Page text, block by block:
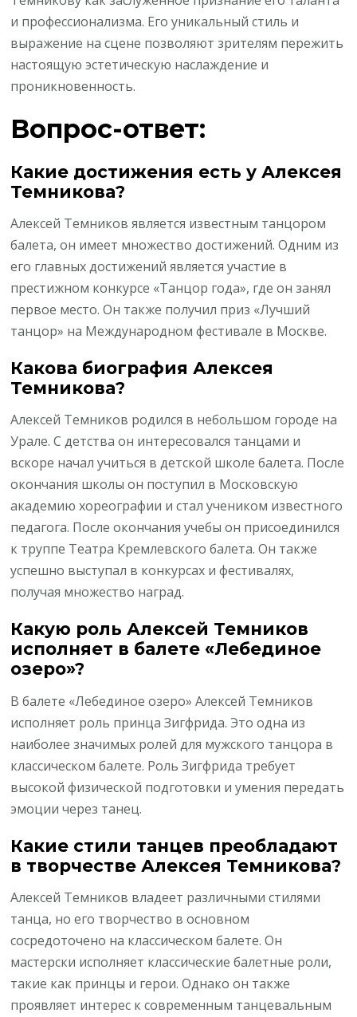
и профессионализма. Его уникальный стиль и
выражение на сцене позволяют зрителям пережить
настоящую эстетическую наслаждение и
проникновенность.
Вопрос-ответ:
Какие достижения есть у Алексея
Темникова?
Алексей Темников является известным танцором
балета, он имеет множество достижений. Одним из
его главных достижений является участие в
престижном конкурсе «Танцор года», где он занял
первое место. Он также получил приз «Лучший
танцор» на Международном фестивале в Москве.
Какова биография Алексея
Темникова?
Алексей Темников родился в небольшом городе на
Урале. С детства он интересовался танцами и
вскоре начал учиться в детской школе балета. После
окончания школы он поступил в Московскую
академию хореографии и стал учеником известного
педагога. После окончания учебы он присоединился
к труппе Театра Кремлевского балета. Он также
успешно выступал в конкурсах и фестивалях,
получая множество наград.
Какую роль Алексей Темников
исполняет в балете «Лебединое
озеро»?
В балете «Лебединое озеро» Алексей Темников
исполняет роль принца Зигфрида. Это одна из
наиболее значимых ролей для мужского танцора в
классическом балете. Роль Зигфрида требует
высокой физической подготовки и умения передать
эмоции через танец.
Какие стили танцев преобладают
в творчестве Алексея Темникова?
Алексей Темников владеет различными стилями
танца, но его творчество в основном
сосредоточено на классическом балете. Он
мастерски исполняет классические балетные роли,
такие как принцы и герои. Однако он также
проявляет интерес к современным танцевальным